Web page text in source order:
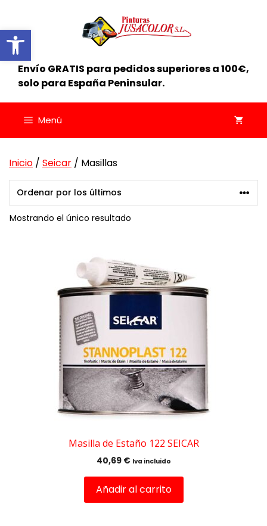
Abrir barra de herramientas
contenido
Envío GRATIS para pedidos superiores a 100€,
solo para España Peninsular.
Menú
Inicio / Seicar / Masillas
Mostrando el único resultado
Masilla de Estaño 122 SEICAR
40,69 € Iva incluido
Añadir al carrito